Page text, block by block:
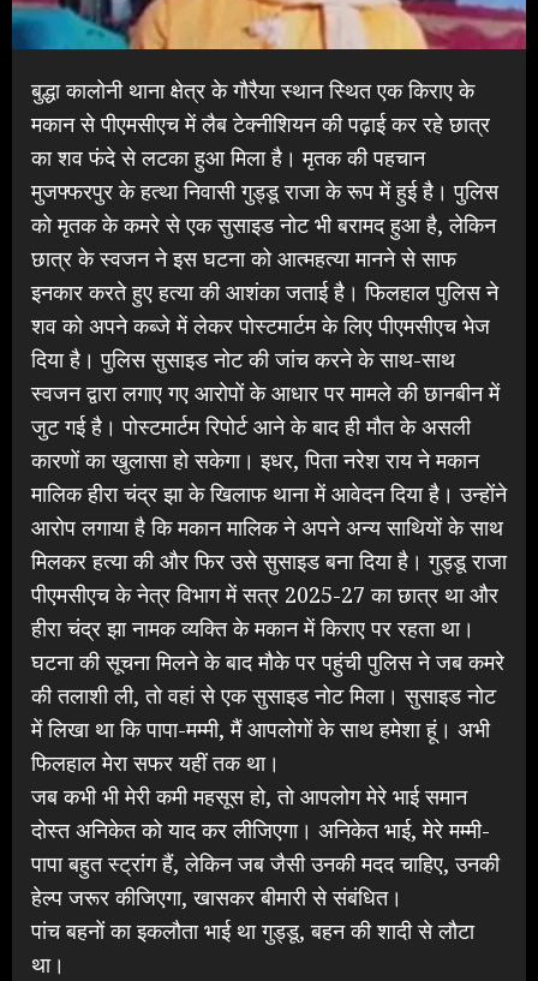
बुद्धा कालोनी थाना क्षेत्र के गौरैया स्थान स्थित एक किराए के
मकान से पीएमसीएच में लैब टेक्नीशियन की पढ़ाई कर रहे छात्र
का शव फंदे से लटका हुआ मिला है। मृतक की पहचान
मुजफ्फरपुर के हत्था निवासी गुड्डू राजा के रूप में हुई है। पुलिस
को मृतक के कमरे से एक सुसाइड नोट भी बरामद हुआ है, लेकिन
छात्र के स्वजन ने इस घटना को आत्महत्या मानने से साफ
इनकार करते हुए हत्या की आशंका जताई है। फिलहाल पुलिस ने
शव को अपने कब्जे में लेकर पोस्टमार्टम के लिए पीएमसीएच भेज
दिया है। पुलिस सुसाइड नोट की जांच करने के साथ-साथ
स्वजन द्वारा लगाए गए आरोपों के आधार पर मामले की छानबीन में
जुट गई है। पोस्टमार्टम रिपोर्ट आने के बाद ही मौत के असली
कारणों का खुलासा हो सकेगा। इधर, पिता नरेश राय ने मकान
मालिक हीरा चंद्र झा के खिलाफ थाना में आवेदन दिया है। उन्होंने
आरोप लगाया है कि मकान मालिक ने अपने अन्य साथियों के साथ
मिलकर हत्या की और फिर उसे सुसाइड बना दिया है। गुड्डू राजा
पीएमसीएच के नेत्र विभाग में सत्र 2025-27 का छात्र था और
हीरा चंद्र झा नामक व्यक्ति के मकान में किराए पर रहता था।
घटना की सूचना मिलने के बाद मौके पर पहुंची पुलिस ने जब कमरे
की तलाशी ली, तो वहां से एक सुसाइड नोट मिला। सुसाइड नोट
में लिखा था कि पापा-मम्मी, मैं आपलोगों के साथ हमेशा हूं। अभी
फिलहाल मेरा सफर यहीं तक था।
जब कभी भी मेरी कमी महसूस हो, तो आपलोग मेरे भाई समान
दोस्त अनिकेत को याद कर लीजिएगा। अनिकेत भाई, मेरे मम्मी-
पापा बहुत स्ट्रांग हैं, लेकिन जब जैसी उनकी मदद चाहिए, उनकी
हेल्प जरूर कीजिएगा, खासकर बीमारी से संबंधित।
पांच बहनों का इकलौता भाई था गुड्डू, बहन की शादी से लौटा
था।